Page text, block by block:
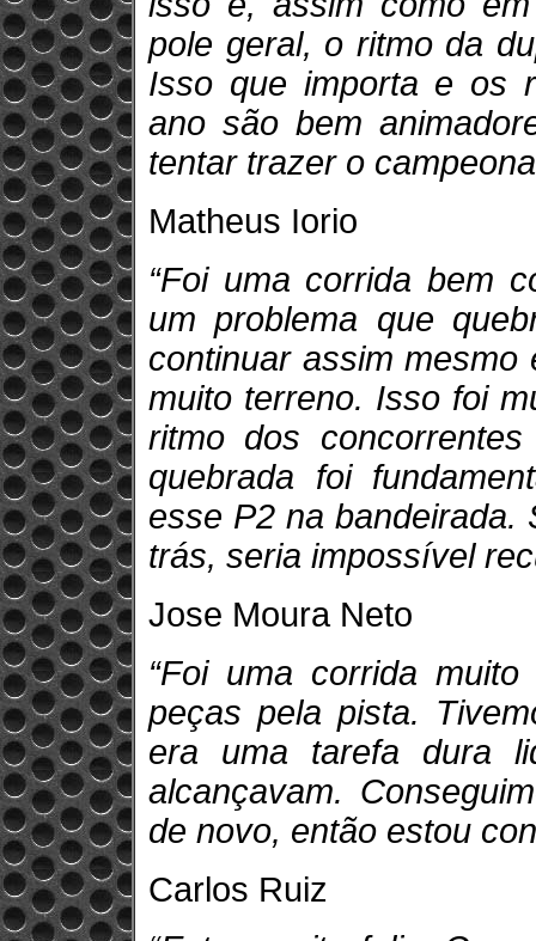
pole geral, o ritmo da
Isso que importa e os
ano são bem
tentar trazer o
Matheus Iorio
“Foi uma corrida bem
um problema que
continuar assim
muito terreno. Isso foi
ritmo dos
quebrada foi
esse P2 na bandeirada.
trás, seria impossível
Jose Moura Neto
“Foi uma corrida
peças pela pista.
era uma tarefa dura
alcançavam.
de novo, então estou
Carlos Ruiz